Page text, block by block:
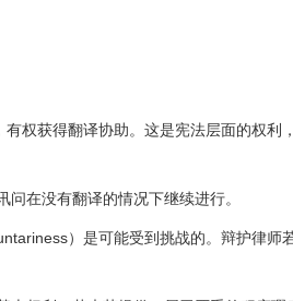
权获得翻译协助。这是宪法层面的权利
在没有翻译的情况下继续进行。
）是可能受到挑战的。辩护律师